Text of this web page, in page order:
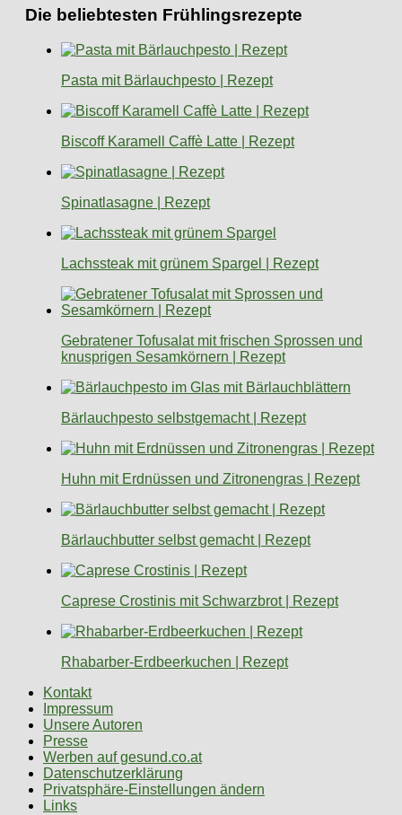
Die beliebtesten Frühlingsrezepte
Pasta mit Bärlauchpesto | Rezept
Biscoff Karamell Caffè Latte | Rezept
Spinatlasagne | Rezept
Lachssteak mit grünem Spargel | Rezept
Gebratener Tofusalat mit frischen Sprossen und
knusprigen Sesamkörnern | Rezept
Bärlauchpesto selbstgemacht | Rezept
Huhn mit Erdnüssen und Zitronengras | Rezept
Bärlauchbutter selbst gemacht | Rezept
Caprese Crostinis mit Schwarzbrot | Rezept
Rhabarber-Erdbeerkuchen | Rezept
Kontakt
Impressum
Unsere Autoren
Presse
Werben auf gesund.co.at
Datenschutzerklärung
Privatsphäre-Einstellungen ändern
Links